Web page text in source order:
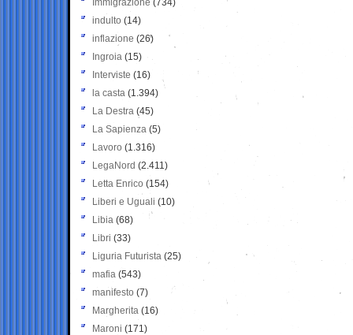
Immigrazione (734)
indulto (14)
inflazione (26)
Ingroia (15)
Interviste (16)
la casta (1.394)
La Destra (45)
La Sapienza (5)
Lavoro (1.316)
LegaNord (2.411)
Letta Enrico (154)
Liberi e Uguali (10)
Libia (68)
Libri (33)
Liguria Futurista (25)
mafia (543)
manifesto (7)
Margherita (16)
Maroni (171)